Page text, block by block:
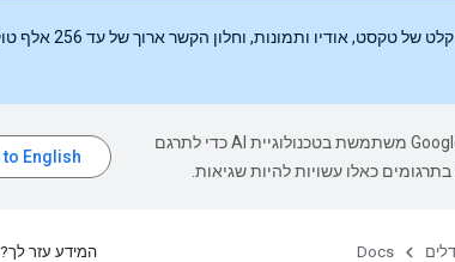
של טקסט, אודיו ותמונות, וחלון הקשר ארוך של עד 256 אלף טוקנים.
‫Google משתמשת בטכנולוגיית AI כדי לתרגם
כאלו עשויות להיות שגיאות.
Docs המידע עזר לך?